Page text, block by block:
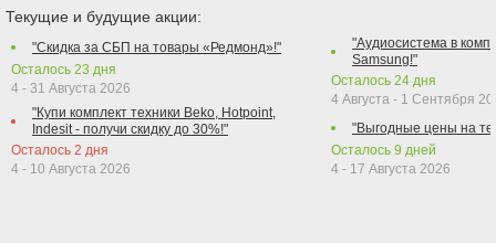
Текущие и будущие акции:
"Скидка за СБП на товары «Редмонд»!"
Осталось 23 дня
4 - 31 Августа 2026
"Купи комплект техники Beko, Hotpoint,
Indesit - получи скидку до 30%!"
Осталось 2 дня
4 - 10 Августа 2026
"Аудиосистема в
Samsung!"
Осталось 24 дня
4 Августа - 1 Сентября
"Выгодные цены на
Осталось 9 дней
4 - 17 Августа 2026